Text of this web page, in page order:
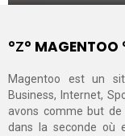
°Ζ° MAGENTOO
Magentoo est un
Business, Internet,
avons comme but
dans la seconde où